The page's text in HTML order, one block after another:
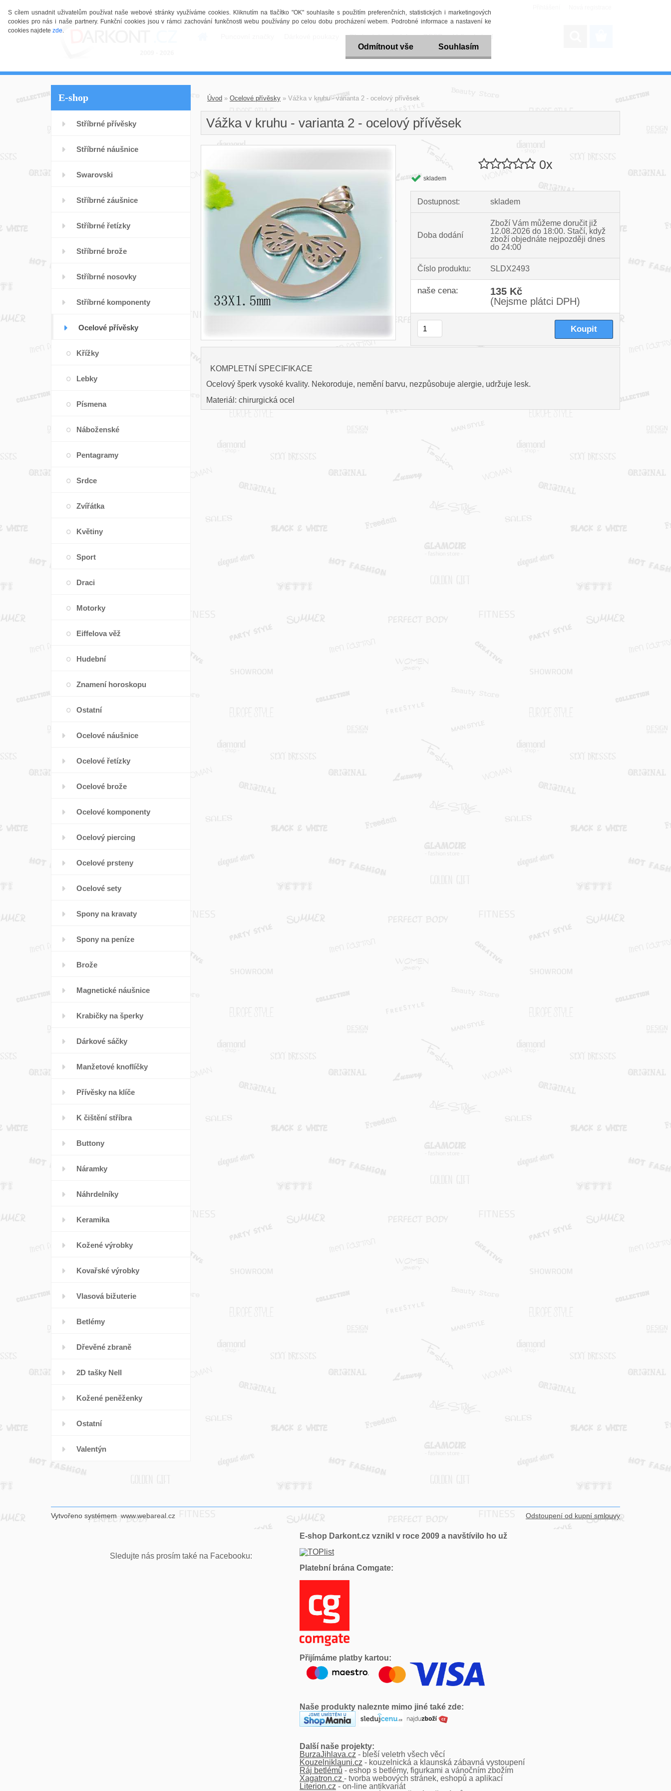
S cílem usnadnit uživatelům používat naše webové stránky využíváme cookies. Kliknutím na tlačítko "OK" souhlasíte s použitím preferenčních, statistických i marketingových
cookies pro nás i naše partnery. Funkční cookies jsou v rámci zachování funkčnosti webu používány po celou dobu procházení webem. Podrobné informace a nastavení ke
cookies najdete zde.
Odmítnout vše Souhlasím
Obchodní podmínky GDPR Velkoobchod
E-shop
Stříbrné přívěsky
Stříbrné náušnice
Swarovski
Stříbrné záušnice
Stříbrné řetízky
Stříbrné brože
Stříbrné nosovky
Stříbrné komponenty
Ocelové přívěsky
Křížky
Lebky
Písmena
Náboženské
Pentagramy
Srdce
Zvířátka
Květiny
Sport
Draci
Motorky
Eiffelova věž
Hudební
Znamení horoskopu
Ostatní
Ocelové náušnice
Ocelové řetízky
Ocelové brože
Ocelové komponenty
Ocelový piercing
Ocelové prsteny
Ocelové sety
Spony na kravaty
Spony na peníze
Brože
Magnetické náušnice
Krabičky na šperky
Dárkové sáčky
Manžetové knoflíčky
Přívěsky na klíče
K čištění stříbra
Buttony
Náramky
Náhrdelníky
Keramika
Kožené výrobky
Kovařské výrobky
Vlasová bižuterie
Betlémy
Dřevěné zbraně
2D tašky Nell
Kožené peněženky
Ostatní
Valentýn
Úvod » Ocelové přívěsky » Vážka v kruhu - varianta 2 - ocelový přívěsek
Vážka v kruhu - varianta 2 - ocelový přívěsek
0x
skladem
Dostupnost: skladem
Doba dodání
Zboží Vám můžeme doručit již
12.08.2026 do 18:00. Stačí, když
zboží objednáte nejpozději dnes
do 24:00
Číslo produktu: SLDX2493
naše cena:
135 Kč
(Nejsme plátci DPH)
KOMPLETNÍ SPECIFIKACE
Ocelový šperk vysoké kvality. Nekoroduje, nemění barvu, nezpůsobuje alergie, udržuje lesk.
Materiál: chirurgická ocel
Vytvořeno systémem www.webareal.cz Odstoupení od kupní smlouvy
Sledujte nás prosím také na Facebooku:
E-shop Darkont.cz vznikl v roce 2009 a navštívilo ho už
Platební brána Comgate:
Přijímáme platby kartou:
Naše produkty naleznte mimo jiné také zde:
Další naše projekty:
BurzaJihlava.cz - bleší veletrh všech věcí
Kouzelniklauni.cz - kouzelnická a klaunská zábavná vystoupení
Ráj betlémů - eshop s betlémy, figurkami a vánočním zbožím
Xagatron.cz - tvorba webových stránek, eshopů a aplikací
Literion.cz - on-line antikvariát